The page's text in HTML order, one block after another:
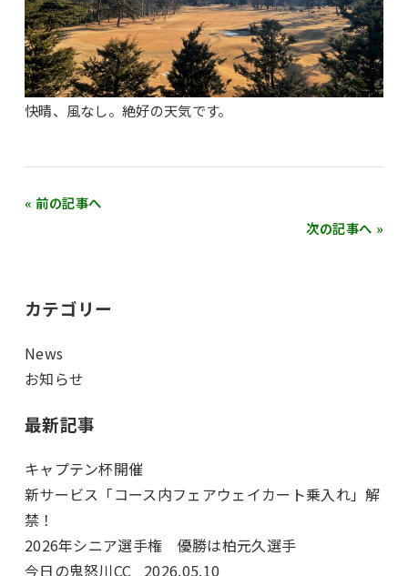
快晴、風なし。絶好の天気です。
« 前の記事へ
次の記事へ »
カテゴリー
News
お知らせ
最新記事
キャプテン杯開催
新サービス「コース内フェアウェイカート乗入れ」解
禁！
2026年シニア選手権 優勝は柏元久選手
今日の鬼怒川CC _2026.05.10